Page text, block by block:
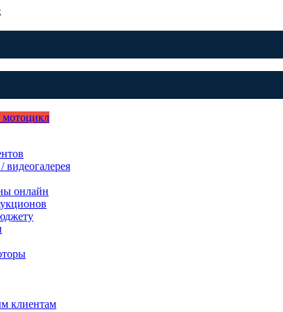
мотоцикл
видеогалерея
онлайн
клиентам